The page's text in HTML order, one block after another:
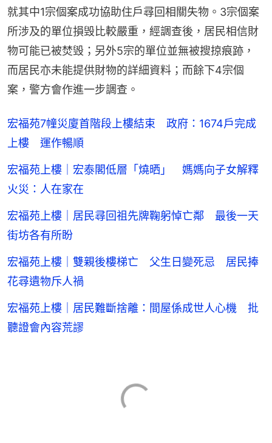
就其中1宗個案成功協助住戶尋回相關失物。3宗個案
所涉及的單位損毁比較嚴重，經調查後，居民相信財
物可能已被焚毁；另外5宗的單位並無被搜掠痕跡，
而居民亦未能提供財物的詳細資料；而餘下4宗個
案，警方會作進一步調查。
宏福苑7幢災廈首階段上樓結束 政府：1674戶完成
上樓 運作暢順
宏福苑上樓｜宏泰閣低層「燒晒」 媽媽向子女解釋
火災：人在家在
宏福苑上樓｜居民尋回祖先牌鞠躬悼亡鄰 最後一天
街坊各有所盼
宏福苑上樓｜雙親後樓梯亡 父生日變死忌 居民捧
花尋遺物斥人禍
宏福苑上樓｜居民難斷捨離：間屋係成世人心機 批
聽證會內容荒謬